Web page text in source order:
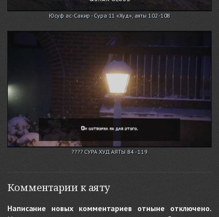
Юсуф ас-Сакир - Сура 11 «Худ», аяты 102-108
???? СУРА ХУД АЯТЫ 84 - 119
Комментарии к аяту
Написание новых комментариев отныне отключено.